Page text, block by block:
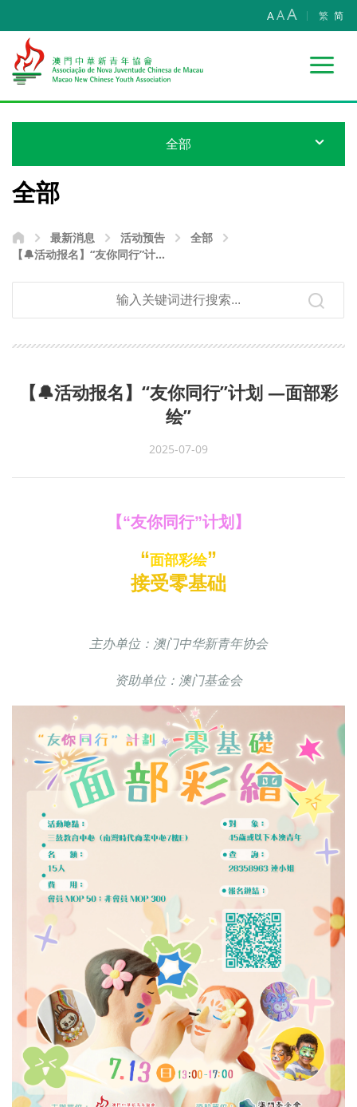
AAA 繁 简
全部
全部
最新消息 活动预告
全部
【🔔活动报名】“友你同行”计划
【🔔活动报名】“友你同行”计划 —面部彩
绘”
2025-07-09
【“友你同行”计划】
“面部彩绘”
接受零基础
主办单位：澳门中华新青年协会
资助单位：澳门基金会